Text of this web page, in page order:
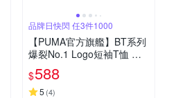
品牌日快閃 任3件1000
【PUMA官方旗艦】BT系列
爆裂No.1 Logo短袖T恤 女
性 68869650
$588
5 (4)